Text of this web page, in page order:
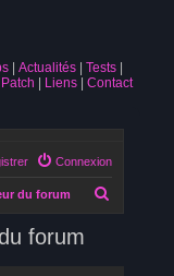
Actualités
Tests
Patch Liens Contact
Connexion
du forum
forum